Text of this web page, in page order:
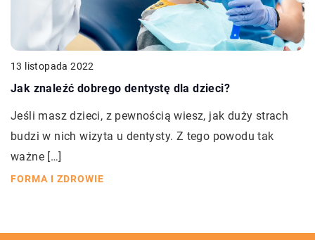
13 listopada 2022
Jak znaleźć dobrego dentystę dla dzieci?
Jeśli masz dzieci, z pewnością wiesz, jak duży strach
budzi w nich wizyta u dentysty. Z tego powodu tak
ważne […]
FORMA I ZDROWIE